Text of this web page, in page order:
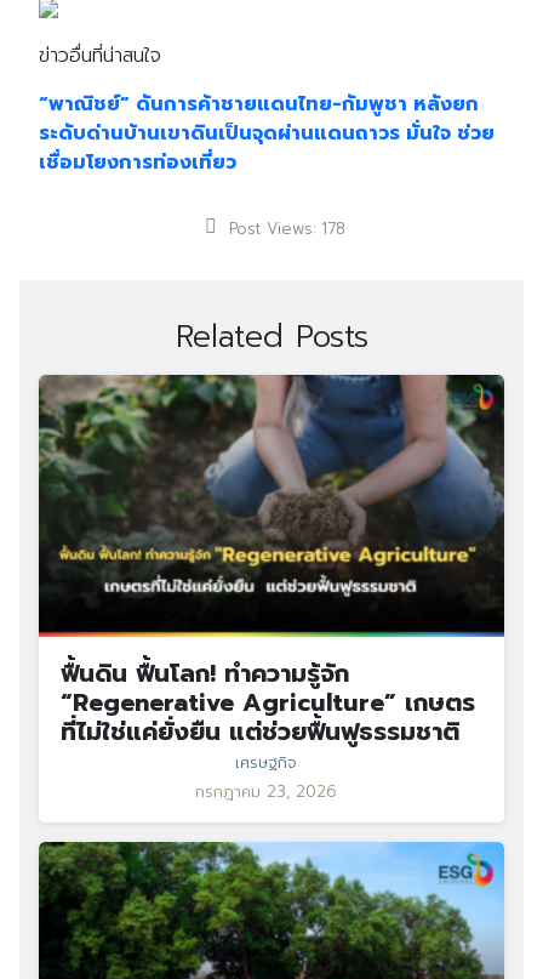
Search
for: Search
ข่าวอื่นที่น่าสนใจ
“พาณิชย์” ดันการค้าชายแดนไทย-กัมพูชา หลังยก
ระดับด่านบ้านเขาดินเป็นจุดผ่านแดนถาวร มั่นใจ ช่วย
เชื่อมโยงการท่องเที่ยว
Post Views: 178
Related Posts
ฟื้นดิน ฟื้นโลก! ทำความรู้จัก
“Regenerative Agriculture” เกษตร
ที่ไม่ใช่แค่ยั่งยืน แต่ช่วยฟื้นฟูธรรมชาติ
เศรษฐกิจ
กรกฎาคม 23, 2026